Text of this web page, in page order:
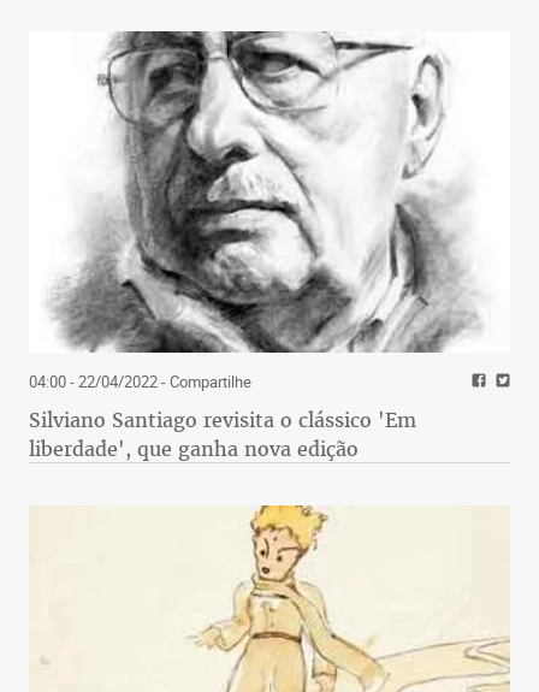
04:00 - 22/04/2022- Compartilhe
Silviano Santiago revisita o clássico 'Em
liberdade', que ganha nova edição